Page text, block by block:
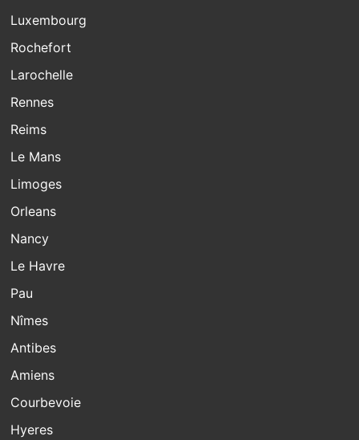
Luxembourg
Rochefort
Larochelle
Rennes
Reims
Le Mans
Limoges
Orleans
Nancy
Le Havre
Pau
Nîmes
Antibes
Amiens
Courbevoie
Hyeres